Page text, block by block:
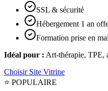
SSL & sécurité
Hébergement 1 an
Formation prise en
Idéal pour : Art-thérapie, TPE,
Choisir Site Vitrine
⭐ POPULAIRE